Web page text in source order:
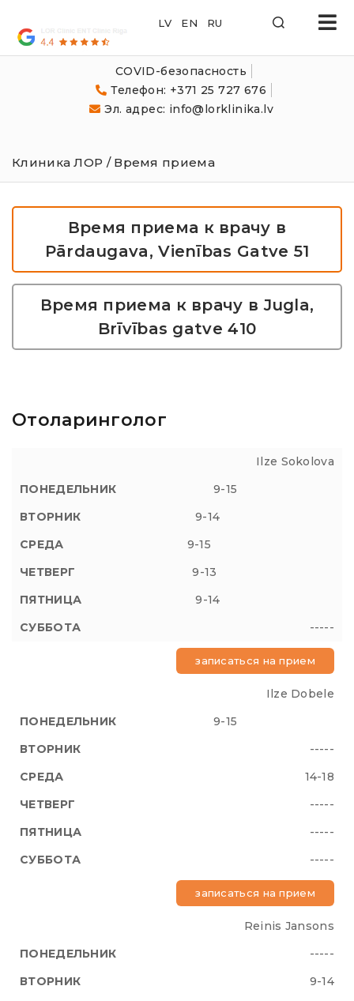
COVID-безопасность
Телефон: +371 25 727 676
Эл. адрес: info@lorklinika.lv
LOR
Klīnika
Клиника ЛОР / Время приема
Время приема к врачу в
Pārdaugava, Vienības Gatve 51
Время приема к врачу в Jugla,
Brīvības gatve 410
Отоларинголог
Ilze Sokolova
9-15
9-14
9-15
9-13
9-14
-----
записаться на прием
Ilze Dobele
9-15
-----
14-18
-----
-----
-----
записаться на прием
Reinis Jansons
-----
9-14